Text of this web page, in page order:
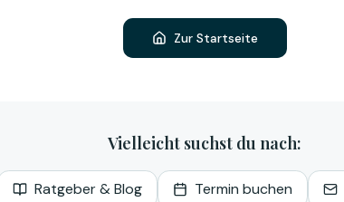
Zur Startseite
Vielleicht suchst du nach:
Ratgeber & Blog Termin buchen